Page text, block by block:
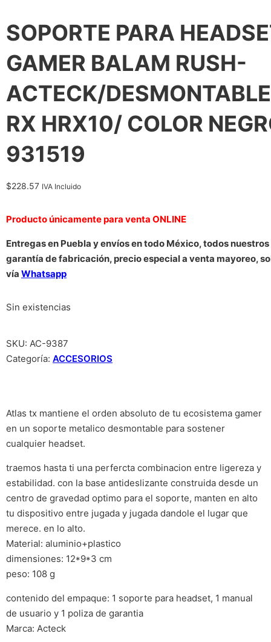
SOPORTE PARA
GAMER BALAM RUSH-
ACTECK/
RX HRX10/ COLOR
931519
$228.57 IVA Incluido
Producto únicamente para venta ONLINE
Entregas en Puebla y envíos en todo México, todos
garantía de fabricación, precio especial a venta mayoreo,
vía Whatsapp
Sin existencias
SKU: AC-9387
Categoría: ACCESORIOS
Atlas tx mantiene el orden absoluto de tu ecosistema gamer
en un soporte metalico desmontable para sostener
cualquier headset.
traemos hasta ti una perfercta combinacion entre ligereza y
estabilidad. con la base antideslizante construida desde un
centro de gravedad optimo para el soporte, manten en alto
tu dispositivo entre jugada y jugada dandole el lugar que
merece. en lo alto.
Material: aluminio+plastico
dimensiones: 12*9*3 cm
peso: 108 g
contenido del empaque: 1 soporte para headset, 1 manual
de usuario y 1 poliza de garantia
Marca: Acteck